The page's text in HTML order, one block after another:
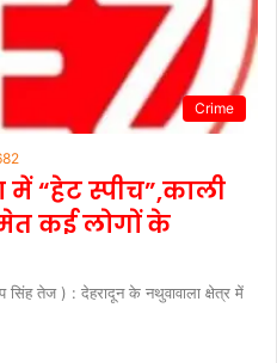
Crime
“हेट स्पीच”,काली
कई लोगों के
तेज ) : देहरादून के नथुवावाला क्षेत्र में